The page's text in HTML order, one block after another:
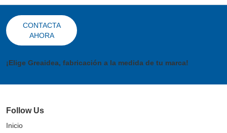
CONTACTA
AHORA
¡Elige Greaidea, fabricación a la medida de tu marca!
Follow Us
Inicio